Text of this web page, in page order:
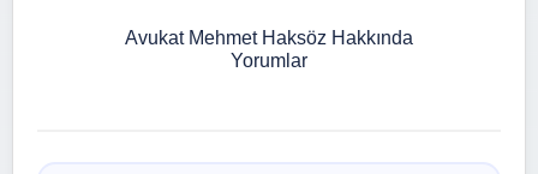
Avukat Mehmet Haksöz Hakkında
Yorumlar